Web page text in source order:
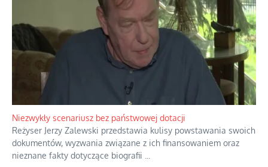
Niezwykły scenariusz bez państwowej dotacji
Reżyser Jerzy Zalewski przedstawia kulisy powstawania swoich
dokumentów, wyzwania związane z ich finansowaniem oraz
nieznane fakty dotyczące biografii